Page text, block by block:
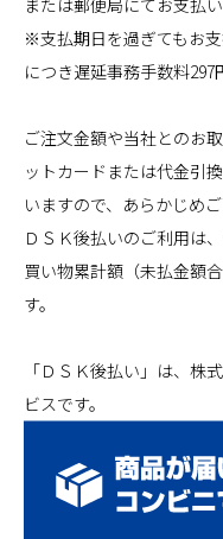
※支払期日を過ぎてもお
につき遅延事務手数料297
ご注文金額や当社とのお
ットカードまたは代金引
いますので、あらかじめご
ＤＳＫ後払いのご利用は
買い物累計額（未払金額
す。
「ＤＳＫ後払い」は、株
ビスです。